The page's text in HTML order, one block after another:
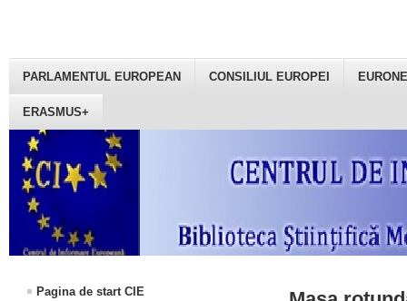
PARLAMENTUL EUROPEAN CONSILIUL EUROPEI
ERASMUS+
Pagina de start CIE